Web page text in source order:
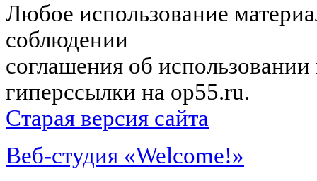
Любое использование
соблюдении
соглашения об
гиперссылки на op55.ru.
Старая версия сайта
Веб-студия «Welcome!»